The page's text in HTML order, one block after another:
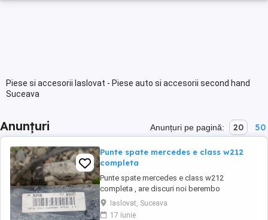
Piese si accesorii Iaslovat - Piese auto si accesorii second hand
Suceava
Anunțuri Anunțuri pe pagină: 20 50
Punte spate mercedes e class w212
completa
Punte spate mercedes e class w212
completa , are discuri noi berembo
Iaslovat, Suceava
17 iunie